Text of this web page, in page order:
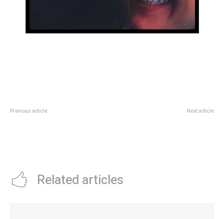
Previous article Next article
Related articles